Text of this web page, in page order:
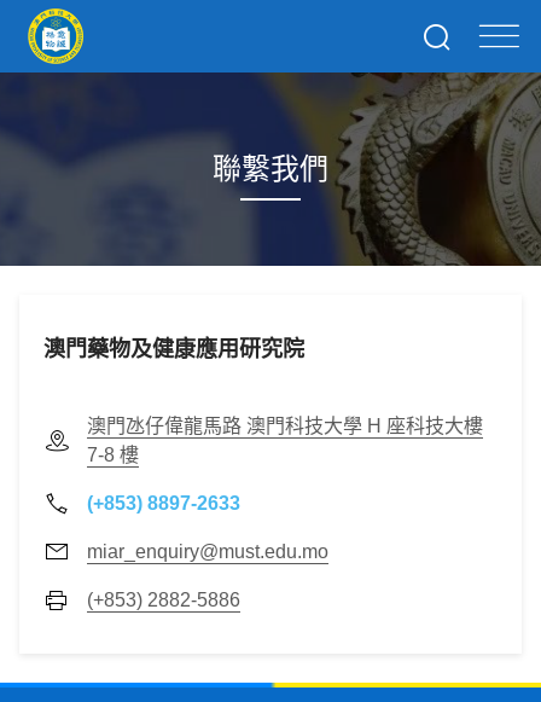
聯繫我們
澳門藥物及健康應用研究院
澳門氹仔偉龍馬路 澳門科技大學 H 座科技大樓
7-8 樓
(+853) 8897-2633
miar_enquiry@must.edu.mo
(+853) 2882-5886